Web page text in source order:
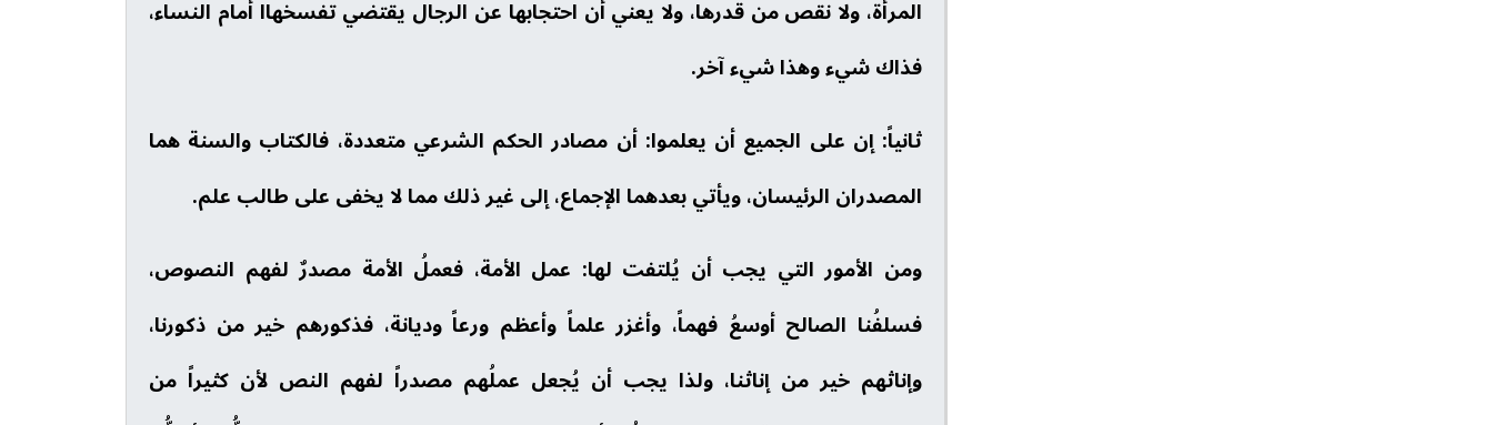
المرأة، ولا نقص من قدرها، ولا يعني أن احتجابها عن الرجال يقتضي تفسخهاا أمام النساء،
فذاك شيء وهذا شيء آخر.
ثانياً: إن على الجميع أن يعلموا: أن مصادر الحكم الشرعي متعددة، فالكتاب والسنة هما
المصدران الرئيسان، ويأتي بعدهما الإجماع، إلى غير ذلك مما لا يخفى على طالب علم.
ومن الأمور التي يجب أن يُلتفت لها: عمل الأمة، فعملُ الأمة مصدرٌ لفهم النصوص،
فسلفُنا الصالح أوسعُ فهماً، وأغزر علماً وأعظم ورعاً وديانة، فذكورهم خير من ذكورنا،
وإناثهم خير من إناثنا، ولذا يجب أن يُجعل عملُهم مصدراً لفهم النص لأن كثيراً من